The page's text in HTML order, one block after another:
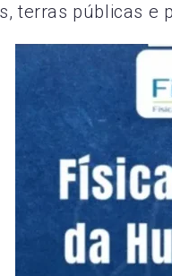
terras públicas e